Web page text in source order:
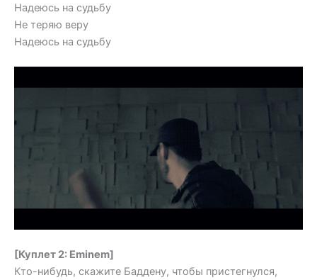
Надеюсь на судьбу
Не теряю веру
Надеюсь на судьбу
[Куплет 2: Eminem]
Кто-нибудь, скажите Баддену, чтобы пристегнулся,